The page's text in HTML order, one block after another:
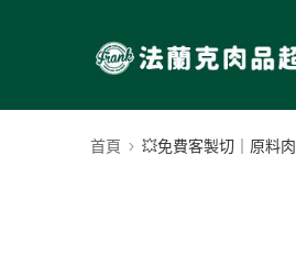
首頁 💥免費客製切｜原料肉